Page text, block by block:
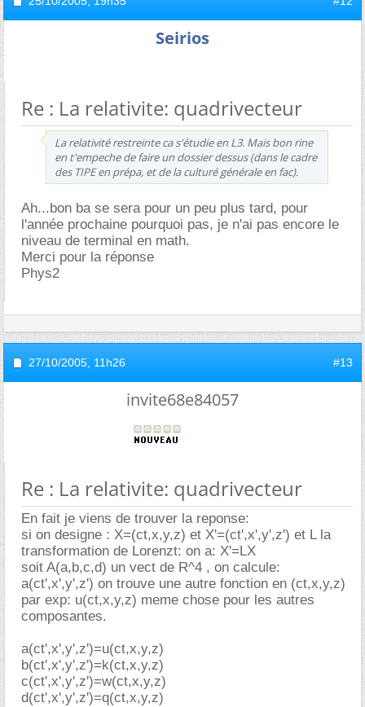
Seirios
Re : La relativite: quadrivecteur
La relativité restreinte ca s'étudie en L3. Mais bon rine
en t'empeche de faire un dossier dessus (dans le cadre
des TIPE en prépa, et de la culturé générale en fac).
Ah...bon ba se sera pour un peu plus tard, pour
l'année prochaine pourquoi pas, je n'ai pas encore le
niveau de terminal en math.
Merci pour la réponse
Phys2
27/10/2005, 11h26 #13
invite68e84057
Re : La relativite: quadrivecteur
En fait je viens de trouver la reponse:
si on designe : X=(ct,x,y,z) et X'=(ct',x',y',z') et L la
transformation de Lorenzt: on a: X'=LX
soit A(a,b,c,d) un vect de R^4 , on calcule:
a(ct',x',y',z') on trouve une autre fonction en (ct,x,y,z)
par exp: u(ct,x,y,z) meme chose pour les autres
composantes.
a(ct',x',y',z')=u(ct,x,y,z)
b(ct',x',y',z')=k(ct,x,y,z)
c(ct',x',y',z')=w(ct,x,y,z)
d(ct',x',y',z')=q(ct,x,y,z)